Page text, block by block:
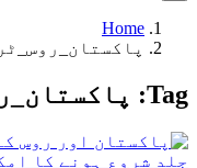
Home
Tag: